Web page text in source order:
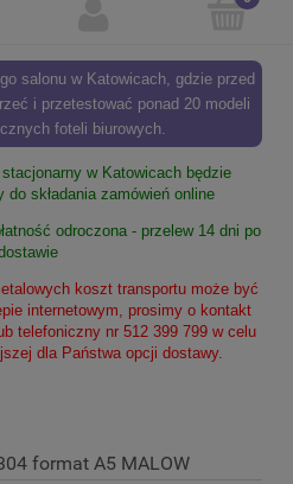
salonu w Katowicach, gdzie przed
i przetestować ponad 20 modeli
foteli biurowych.
w Katowicach będzie
składania zamówień online
odroczona - przelew 14 dni po
koszt transportu może być
internetowym, prosimy o kontakt
telefoniczny nr 512 399 799 w celu
dla Państwa opcji dostawy.
format A5 MALOW